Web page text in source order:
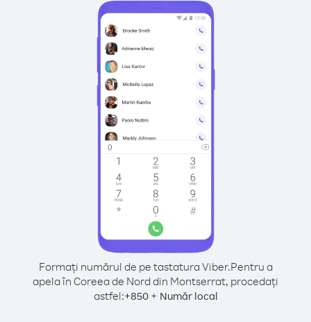
Formați numărul de pe tastatura Viber.Pentru a
apela în Coreea de Nord din Montserrat, procedați
astfel:+850+ Număr local